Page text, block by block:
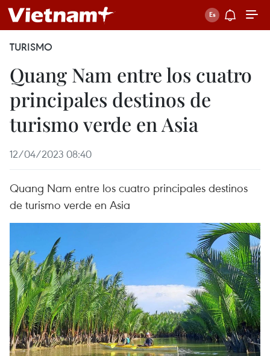
TURISMO
Quang Nam entre los cuatro
principales destinos de
turismo verde en Asia
12/04/2023 08:40
Quang Nam entre los cuatro principales destinos
de turismo verde en Asia